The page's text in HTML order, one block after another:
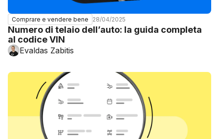
Comprare e vendere bene 28/04/2025
Numero di telaio dell’auto: la guida completa
al codice VIN
Evaldas Zabitis